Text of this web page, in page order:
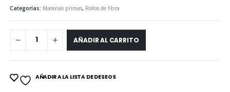
Categorías: Materias primas, Rollos de fibra
AÑADIR AL CARRITO
AÑADIR A LA LISTA DE DESEOS